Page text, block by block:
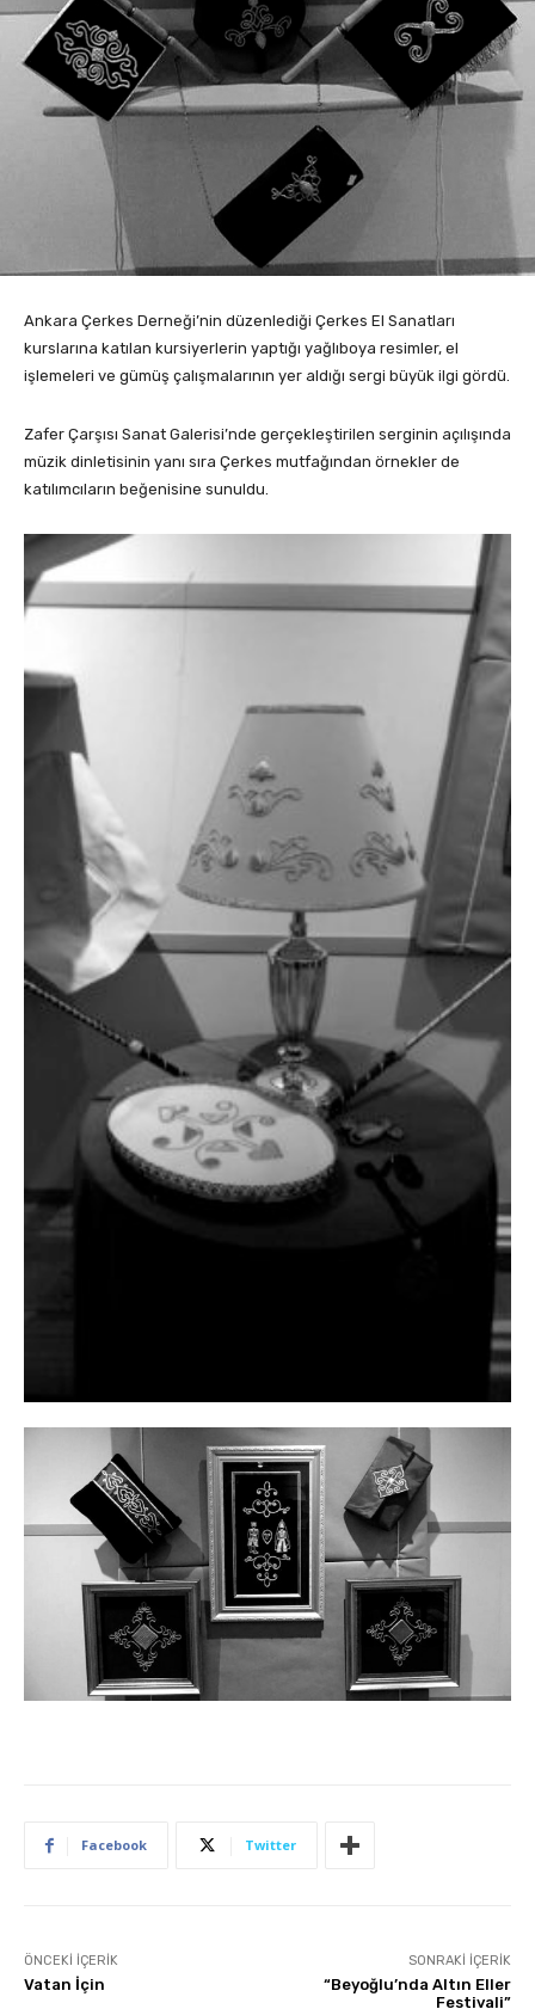
Ankara Çerkes Derneği’nin düzenlediği Çerkes El Sanatları
kurslarına katılan kursiyerlerin yaptığı yağlıboya resimler, el
işlemeleri ve gümüş çalışmalarının yer aldığı sergi büyük ilgi gördü.
Zafer Çarşısı Sanat Galerisi’nde gerçekleştirilen serginin açılışında
müzik dinletisinin yanı sıra Çerkes mutfağından örnekler de
katılımcıların beğenisine sunuldu.
Facebook Twitter
ÖNCEKI İÇERIK
Vatan İçin
SONRAKI İÇERIK
“Beyoğlu’nda Altın Eller
Festivali”